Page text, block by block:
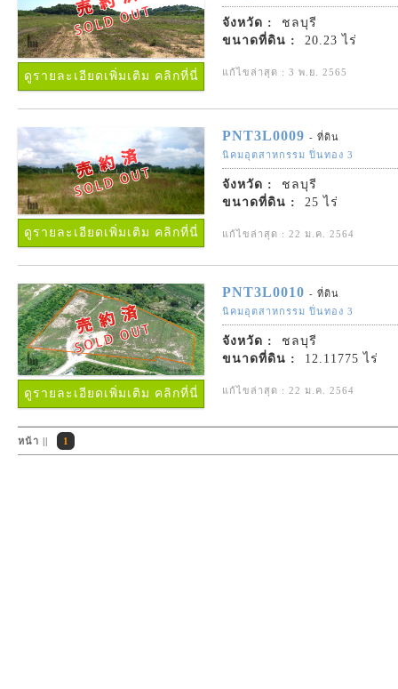
ดูรายละเอียดเพิ่มเติม คลิกที่นี่
จังหวัด :
ชลบุรี
ขนาดที่ดิน :
20.23 ไร่
แก้ไขล่าสุด : 3 พ.ย. 2565
ดูรายละเอียดเพิ่มเติม คลิกที่นี่
PNT3L0009 - ที่ดิน
นิคมอุตสาหกรรม ปิ่นทอง 3
จังหวัด :
ชลบุรี
ขนาดที่ดิน :
25 ไร่
แก้ไขล่าสุด : 22 ม.ค. 2564
ดูรายละเอียดเพิ่มเติม คลิกที่นี่
PNT3L0010 - ที่ดิน
นิคมอุตสาหกรรม ปิ่นทอง 3
จังหวัด :
ชลบุรี
ขนาดที่ดิน :
12.11775 ไร่
แก้ไขล่าสุด : 22 ม.ค. 2564
หน้า || 1